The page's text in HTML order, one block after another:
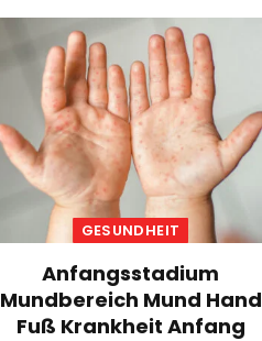
GESUNDHEIT
Anfangsstadium
Mundbereich Mund Hand
Fuß Krankheit Anfang